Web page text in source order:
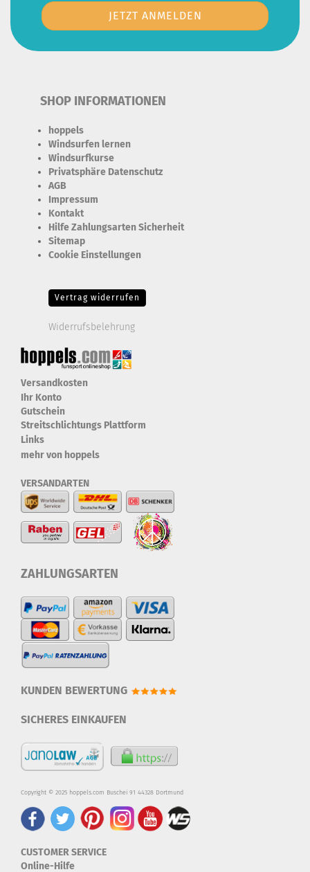
SHOP INFORMATIONEN
hoppels
Windsurfen lernen
Windsurfkurse
Privatsphäre Datenschutz
AGB
Impressum
Kontakt
Hilfe Zahlungsarten Sicherheit
Sitemap
Cookie Einstellungen
Vertrag widerrufen
Widerrufsbelehrung
Versandkosten
Ihr Konto
Gutschein
Streitschlichtungs Plattform
Links
mehr von hoppels
VERSANDARTEN
ZAHLUNGSARTEN
KUNDEN BEWERTUNG
SICHERES EINKAUFEN
Copyright © 2025 hoppels.com Buschei 91 44328 Dortmund
CUSTOMER SERVICE
Online-Hilfe